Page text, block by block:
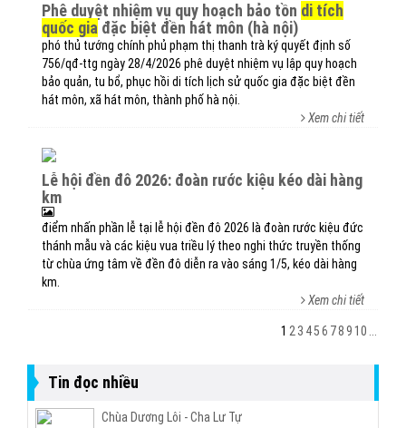
phê duyệt nhiệm vụ quy hoạch bảo tồn di tích
quốc gia đặc biệt đền hát môn (hà nội)
phó thủ tướng chính phủ phạm thị thanh trà ký quyết định số
756/qđ-ttg ngày 28/4/2026 phê duyệt nhiệm vụ lập quy hoạch
bảo quản, tu bổ, phục hồi di tích lịch sử quốc gia đặc biệt đền
hát môn, xã hát môn, thành phố hà nội.
Xem chi tiết
lễ hội đền đô 2026: đoàn rước kiệu kéo dài hàng
km
điểm nhấn phần lễ tại lễ hội đền đô 2026 là đoàn rước kiệu đức
thánh mẫu và các kiệu vua triều lý theo nghi thức truyền thống
từ chùa ứng tâm về đền đô diễn ra vào sáng 1/5, kéo dài hàng
km.
Xem chi tiết
1 2 3 456 789 10
Tin đọc nhiều
Chùa Dương Lôi - Cha Lư Tự